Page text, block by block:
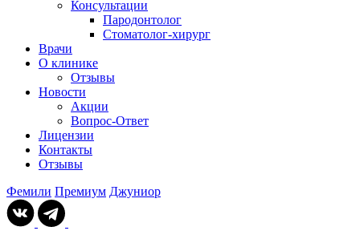
Консультации
Пародонтолог
Стоматолог-хирург
Врачи
О клинике
Отзывы
Новости
Акции
Вопрос-Ответ
Лицензии
Контакты
Отзывы
Фемили Премиум Джуниор